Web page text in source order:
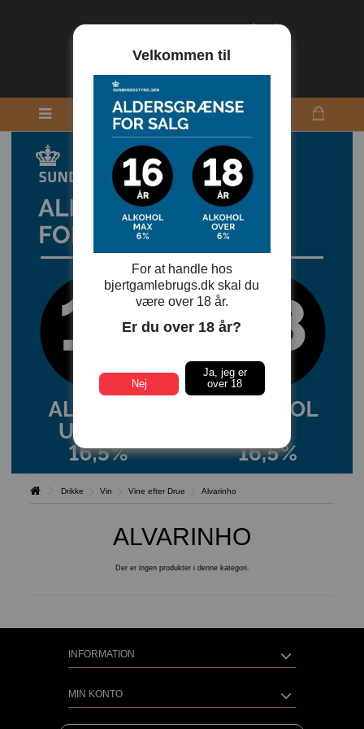
Drikke Vin Vine efter Drue Alvarinho
ALVARINHO
Der er ingen produkter i denne kategori.
INFORMATION
MIN KONTO
Velkommen til
For at handle hos
bjertgamlebrugs.dk skal du
være over 18 år.
Er du over 18 år?
Nej
Ja, jeg er
over 18